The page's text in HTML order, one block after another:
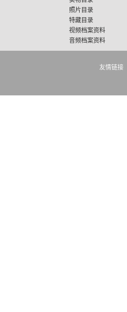
照片目录
特藏目录
视频档案资料
音频档案资料
友情链接